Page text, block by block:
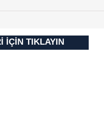
İÇİN TIKLAYIN